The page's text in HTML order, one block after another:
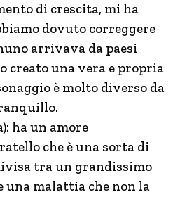
di crescita, mi ha
dovuto correggere
arrivava da paesi
creato una vera e propria
è molto diverso da
ha un amore
che è una sorta di
tra un grandissimo
una malattia che non la